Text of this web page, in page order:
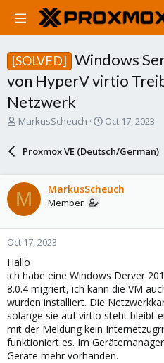
[SOLVED]
Windows
von HyperV virtio
Netzwerk
T
d
s
t
t
e
r
MarkusScheuch
S
r
a
Oct 17, 2023
Proxmox VE (Deutsch/German)
M MarkusScheuch
Member
Oct 17, 2023
Hallo
ich habe eine Windows Derver
8.0.4 migriert, ich kann die VM
wurden installiert. Die
solange sie auf virtio steht bleibt
mit der Meldung kein
funktioniert es. Im
Geräte mehr vorhanden.